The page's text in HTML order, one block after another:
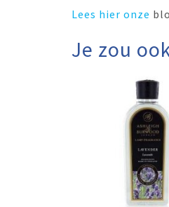
Lees hier onze
Je zou